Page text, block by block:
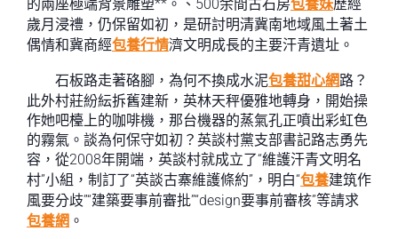
的兩座極端背景雕塑**。、500余間古石房包養妹歷經
歲月浸禮，仍保留如初，是研討明清冀南地域風土著土
偶情和冀商經包養行情濟文明成長的主要汗青遺址。
石板路走著硌腳，為何不換成水泥包養甜心網路？
此外村莊紛紜拆舊建新，英林天秤優雅地轉身，開始操
作她吧檯上的咖啡機，那台機器的蒸氣孔正噴出彩虹色
的霧氣。談為何保守如初？英談村黨支部書記路志勇先
容，從2008年開端，英談村就成立了“維護汗青文明名
村”小組，制訂了“英談古寨維護條約”，明白“包養建筑作
風要分歧”“建築要事前審批”“design要事前審核”等請求
包養網 。